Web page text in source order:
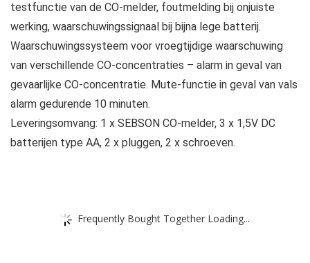
testfunctie van de CO-melder, foutmelding bij onjuiste
werking, waarschuwingssignaal bij bijna lege batterij.
Waarschuwingssysteem voor vroegtijdige waarschuwing
van verschillende CO-concentraties – alarm in geval van
gevaarlijke CO-concentratie. Mute-functie in geval van vals
alarm gedurende 10 minuten.
Leveringsomvang: 1 x SEBSON CO-melder, 3 x 1,5V DC
batterijen type AA, 2 x pluggen, 2 x schroeven.
Frequently Bought Together Loading...